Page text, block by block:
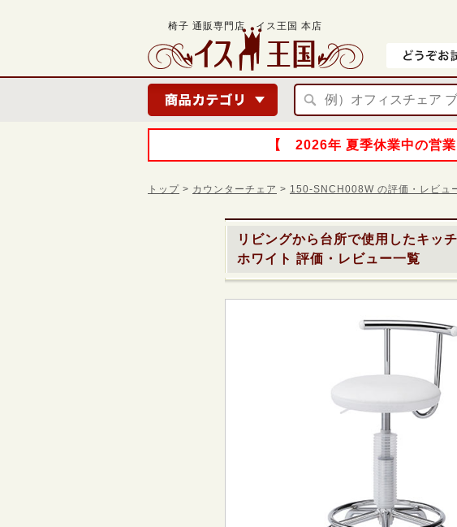
椅子 通販専門店 イス王国 本店
【 2026年 夏季休業中の営
トップ > カウンターチェア > 150-SNCH008W の評価・レビュ
リビングから台所で使用したキッ
ホワイト 評価・レビュー一覧